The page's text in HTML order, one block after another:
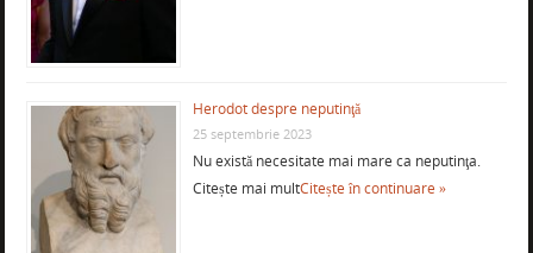
Herodot despre neputinţă
25 septembrie 2023
Nu există necesitate mai mare ca neputinţa.
Citește mai multCitește în continuare »